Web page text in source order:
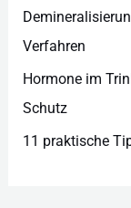
Verfahren
Hormone im
Schutz
11 praktische